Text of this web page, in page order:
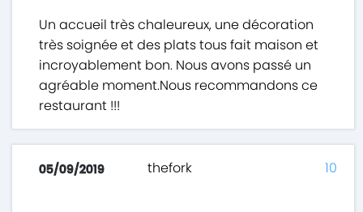
Un accueil très chaleureux, une décoration
très soignée et des plats tous fait maison et
incroyablement bon. Nous avons passé un
agréable moment.Nous recommandons ce
restaurant !!!
05/09/2019 thefork 10